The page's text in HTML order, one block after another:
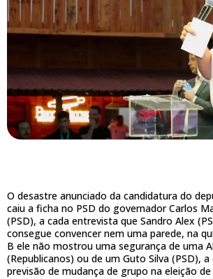
O desastre anunciado da candidatura do
caiu a ficha no PSD do governador Carlos
(PSD), a cada entrevista que Sandro Alex
consegue convencer nem uma parede, na
B ele não mostrou uma segurança de uma
(Republicanos) ou de um Guto Silva (PSD),
previsão de mudança de grupo na eleição